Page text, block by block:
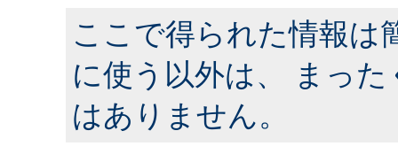
ここで得られた情報は
に使う以外は、 まっ
はありません。